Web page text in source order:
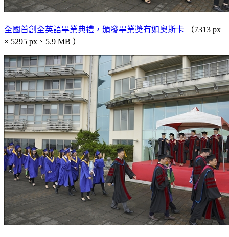
全國首創全英語畢業典禮，頒發畢業奬有如奧斯卡
（7313 px
× 5295 px、5.9 MB ）